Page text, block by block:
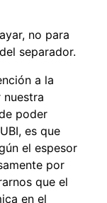
no para
separador.
a la
poder
es que
el espesor
por
que el
en el